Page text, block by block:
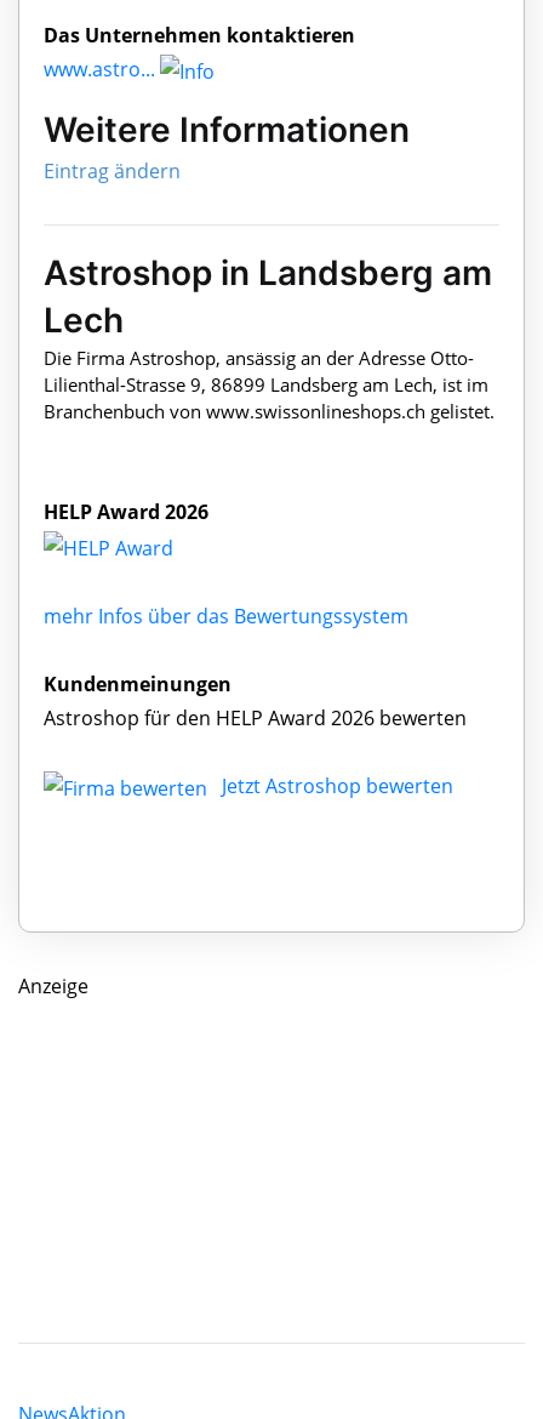
Das Unternehmen kontaktieren
www.astro...
Weitere Informationen
Eintrag ändern
Astroshop in Landsberg am
Lech
Die Firma Astroshop, ansässig an der Adresse Otto-
Lilienthal-Strasse 9, 86899 Landsberg am Lech, ist im
Branchenbuch von www.swissonlineshops.ch gelistet.
HELP Award 2026
mehr Infos über das Bewertungssystem
Kundenmeinungen
Astroshop für den HELP Award 2026 bewerten
Jetzt Astroshop bewerten
Anzeige
NewsAktion